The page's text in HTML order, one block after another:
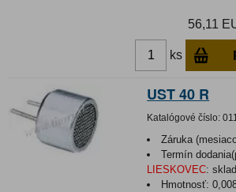
56,11
ks
UST 40 R
Katalógové číslo:
Záruka
Termín
LIESKOVEC:
Hmotnosť: